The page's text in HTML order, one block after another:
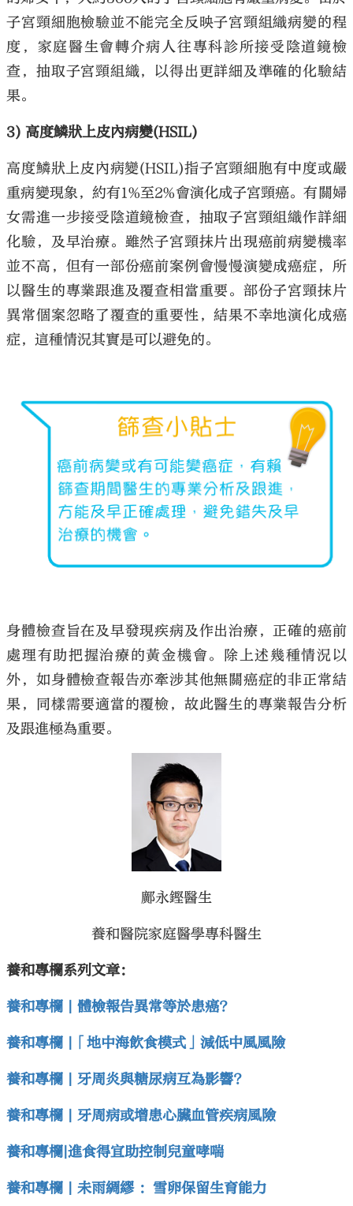
子宮頸細胞檢驗並不能完全反映子宮頸組織病變的程
度，家庭醫生會轉介病人往專科診所接受陰道鏡檢
查，抽取子宮頸組織，以得出更詳細及準確的化驗結
果。
3) 高度鱗狀上皮內病變(HSIL)
高度鱗狀上皮內病變(HSIL)指子宮頸細胞有中度或嚴
重病變現象，約有1%至2%會演化成子宮頸癌。有關婦
女需進一步接受陰道鏡檢查，抽取子宮頸組織作詳細
化驗，及早治療。雖然子宮頸抹片出現癌前病變機率
並不高，但有一部份癌前案例會慢慢演變成癌症，所
以醫生的專業跟進及覆查相當重要。部份子宮頸抹片
異常個案忽略了覆查的重要性，結果不幸地演化成癌
症，這種情況其實是可以避免的。
身體檢查旨在及早發現疾病及作出治療，正確的癌前
處理有助把握治療的黃金機會。除上述幾種情況以
外，如身體檢查報告亦牽涉其他無關癌症的非正常結
果，同樣需要適當的覆檢，故此醫生的專業報告分析
及跟進極為重要。
鄺永鏗醫生
養和醫院家庭醫學專科醫生
養和專欄系列文章：
養和專欄 | 體檢報告異常等於患癌?
養和專欄 |「地中海飲食模式」減低中風風險
養和專欄 | 牙周炎與糖尿病互為影響?
養和專欄 | 牙周病或增患心臟血管疾病風險
養和專欄|進食得宜助控制兒童哮喘
養和專欄 | 未雨綢繆 ：雪卵保留生育能力